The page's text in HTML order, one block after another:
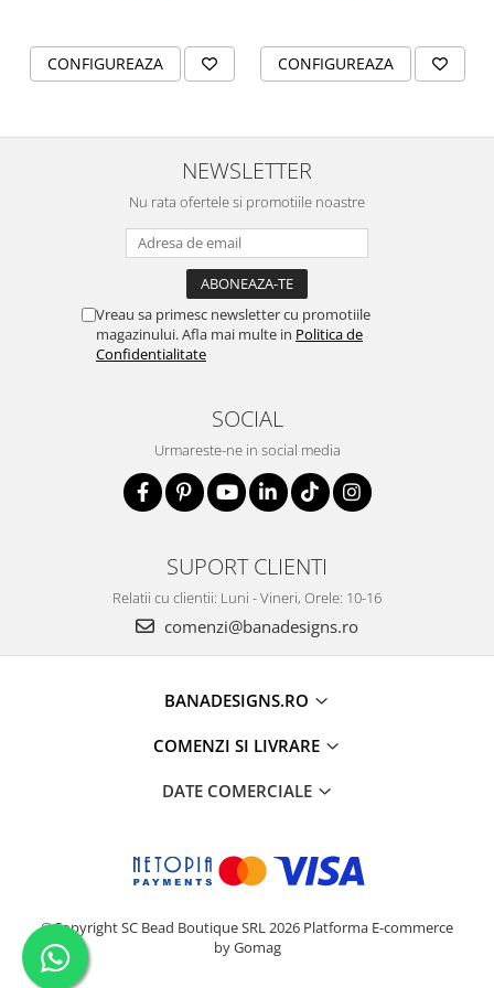
✅ Gravură fină cu nume și dată
✅ Cristale colorate la alegere
CONFIGUREAZA CONFIGUREAZA
NEWSLETTER
Nu rata ofertele si promotiile noastre
Vreau sa primesc newsletter cu promotiile
magazinului. Afla mai multe in Politica de
Confidentialitate
SOCIAL
Urmareste-ne in social media
SUPORT CLIENTI
Relatii cu clientii: Luni - Vineri, Orele: 10-16
comenzi@banadesigns.ro
BANADESIGNS.RO
COMENZI SI LIVRARE
DATE COMERCIALE
©Copyright SC Bead Boutique SRL 2026 Platforma E-commerce
by Gomag